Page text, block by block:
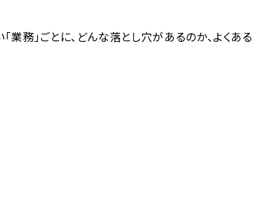
務」ごとに、どんな落とし穴があるのか、よくある